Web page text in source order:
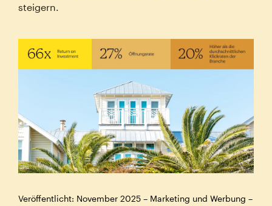
steigern.
Veröffentlicht: November 2025 – Marketing und Werbung –